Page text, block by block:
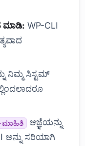
ಮಾಡಿ: WP-CLI
ನಿಮ್ಮ ಸಿಸ್ಟಮ್
ಆಜ್ಞೆಯನ್ನು
ಸರಿಯಾಗಿ